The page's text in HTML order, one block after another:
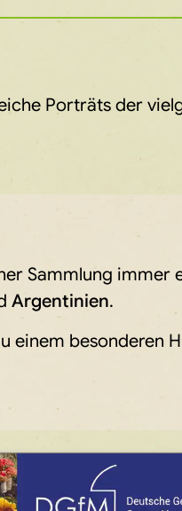
Porträts der
Sammlung immer
Argentinien.
einem besonderen